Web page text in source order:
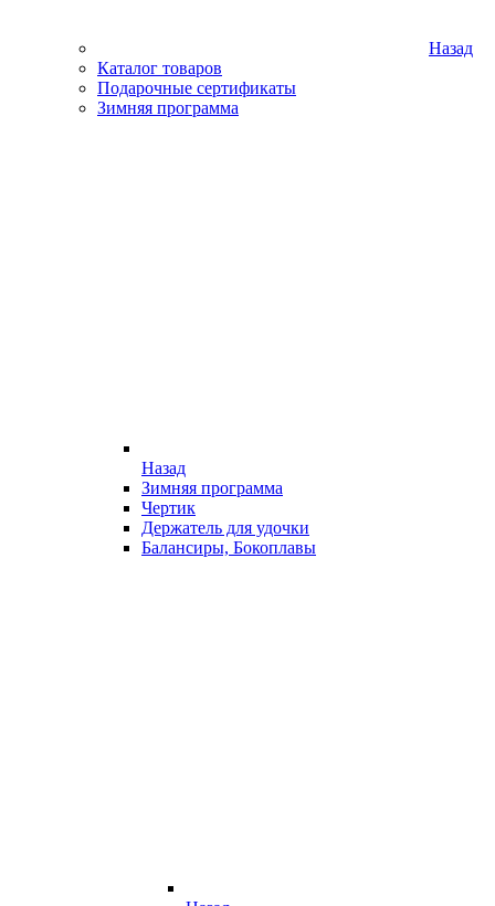
Назад
Каталог товаров
Подарочные сертификаты
Зимняя программа
Назад
Зимняя программа
Чертик
Держатель для удочки
Балансиры, Бокоплавы